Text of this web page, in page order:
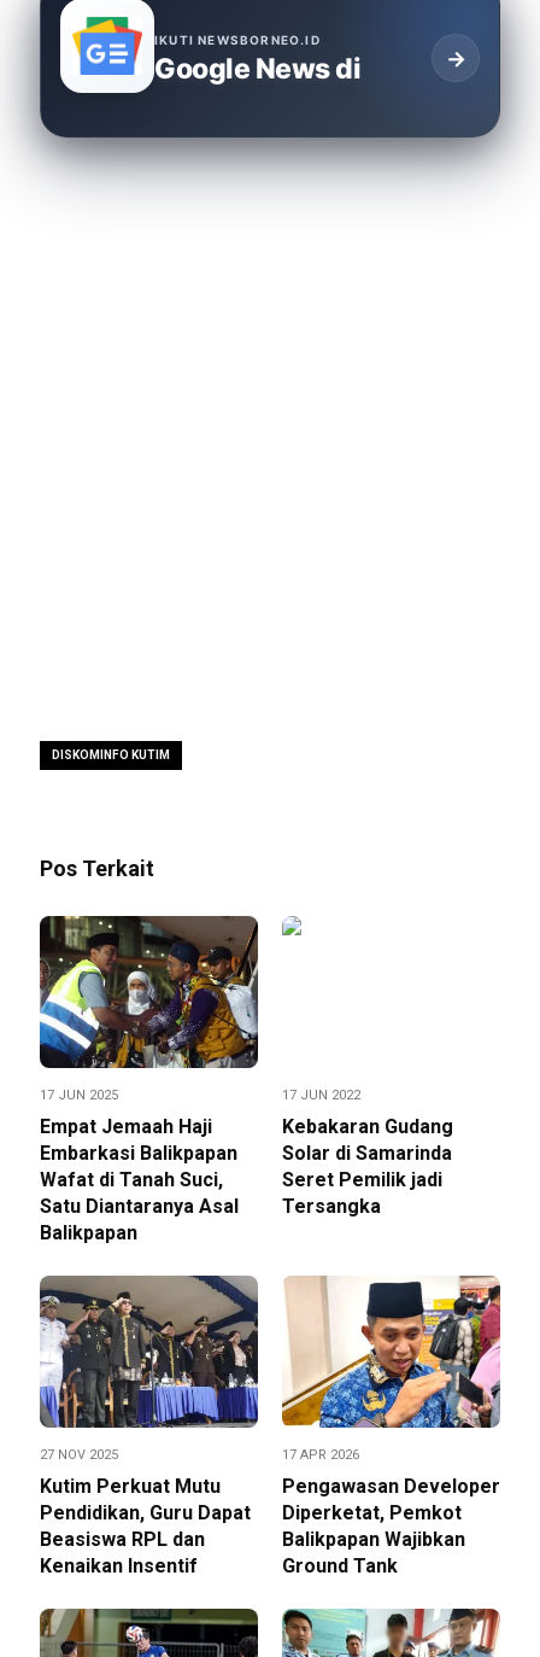
IKUTI NEWSBORNEO.ID
Google News di →
DISKOMINFO KUTIM
Pos Terkait
17 JUN 2025
Empat Jemaah Haji
Embarkasi Balikpapan
Wafat di Tanah Suci,
Satu Diantaranya Asal
Balikpapan
17 JUN 2022
Kebakaran Gudang
Solar di Samarinda
Seret Pemilik jadi
Tersangka
27 NOV 2025
Kutim Perkuat Mutu
Pendidikan, Guru Dapat
Beasiswa RPL dan
Kenaikan Insentif
17 APR 2026
Pengawasan Developer
Diperketat, Pemkot
Balikpapan Wajibkan
Ground Tank